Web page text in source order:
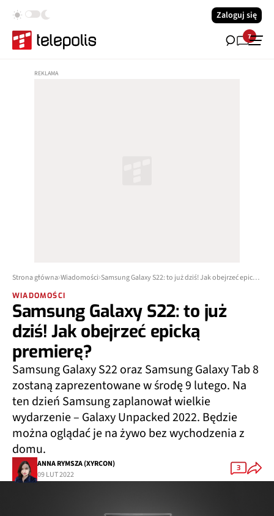
Zaloguj się
7
Strona główna Wiadomości Samsung Galaxy S22: to już dziś! Jak obejrzeć epicką premierę?
WIADOMOŚCI
Samsung Galaxy S22: to już
dziś! Jak obejrzeć epicką
premierę?
Samsung Galaxy S22 oraz Samsung Galaxy Tab 8
zostaną zaprezentowane w środę 9 lutego. Na
ten dzień Samsung zaplanował wielkie
wydarzenie – Galaxy Unpacked 2022. Będzie
można oglądać je na żywo bez wychodzenia z
domu.
ANNA RYMSZA (XYRCON)
09 LUT 2022
3